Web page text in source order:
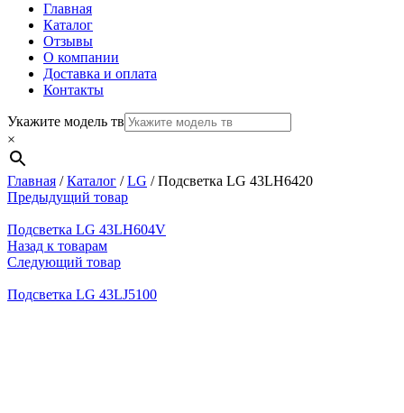
Главная
Каталог
Отзывы
О компании
Доставка и оплата
Контакты
Укажите модель тв
×
Главная /Каталог /LG /Подсветка LG 43LH6420
Предыдущий товар
Подсветка LG 43LH604V
Назад к товарам
Следующий товар
Подсветка LG 43LJ5100